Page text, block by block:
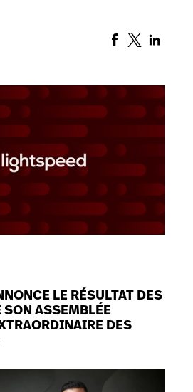
LE RÉSULTAT DES
ASSEMBLÉE
DES